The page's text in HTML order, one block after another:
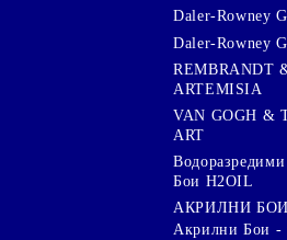
Daler-Rowney
Daler-Rowney
REMBRANDT
ARTEMISIA
VAN GOGH &
ART
Бои H2OIL
АКРИЛНИ БОИ
Акрилни Бои -